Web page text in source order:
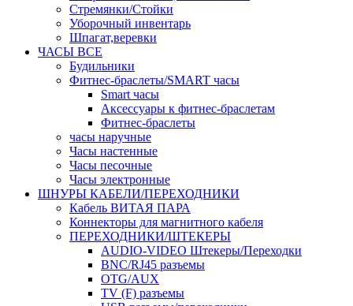
Стремянки/Стойки
Уборочный инвентарь
Шпагат,веревки
ЧАСЫ ВСЕ
Будильники
Фитнес-браслеты/SMART часы
Smart часы
Аксессуары к фитнес-браслетам
Фитнес-браслеты
часы наручные
Часы настенные
Часы песочные
Часы электронные
ШНУРЫ КАБЕЛИ/ПЕРЕХОДНИКИ
Кабель ВИТАЯ ПАРА
Коннекторы для магнитного кабеля
ПЕРЕХОДНИКИ/ШТЕКЕРЫ
AUDIO-VIDEO Штекеры/Переходки
BNC/RJ45 разъемы
OTG/AUX
TV (F) разъемы